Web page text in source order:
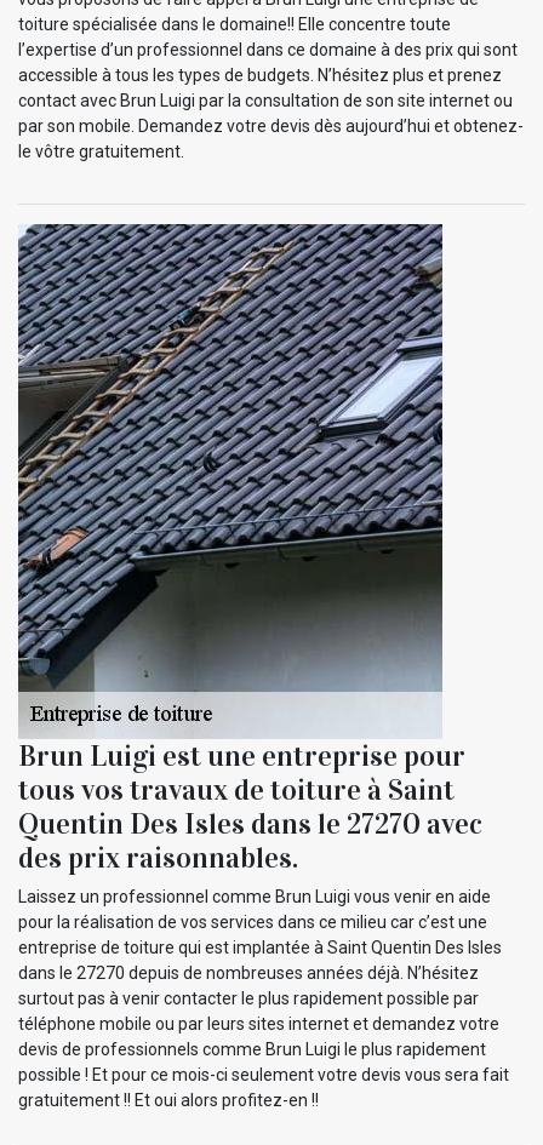
toiture spécialisée dans le domaine!! Elle concentre toute
l’expertise d’un professionnel dans ce domaine à des prix qui sont
accessible à tous les types de budgets. N’hésitez plus et prenez
contact avec Brun Luigi par la consultation de son site internet ou
par son mobile. Demandez votre devis dès aujourd’hui et obtenez-
le vôtre gratuitement.
Brun Luigi est une entreprise pour
tous vos travaux de toiture à Saint
Quentin Des Isles dans le 27270 avec
des prix raisonnables.
Laissez un professionnel comme Brun Luigi vous venir en aide
pour la réalisation de vos services dans ce milieu car c’est une
entreprise de toiture qui est implantée à Saint Quentin Des Isles
dans le 27270 depuis de nombreuses années déjà. N’hésitez
surtout pas à venir contacter le plus rapidement possible par
téléphone mobile ou par leurs sites internet et demandez votre
devis de professionnels comme Brun Luigi le plus rapidement
possible ! Et pour ce mois-ci seulement votre devis vous sera fait
gratuitement !! Et oui alors profitez-en !!